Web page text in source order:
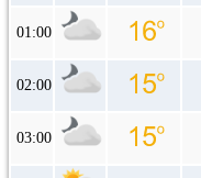
01:00
02:00
03:00